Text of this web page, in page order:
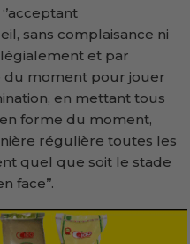
sans complaisance ni
et par
du moment pour jouer
en mettant tous
forme du moment,
régulière toutes les
quel que soit le stade
face’’.